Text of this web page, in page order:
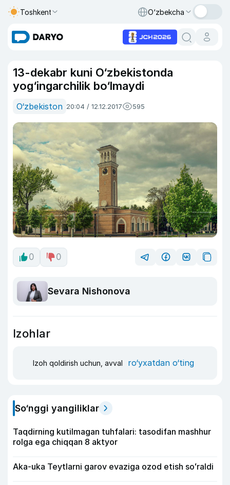
Toshkent O‘zbekcha
13-dekabr kuni O‘zbekistonda
yog‘ingarchilik bo‘lmaydi
O‘zbekiston 20:04 / 12.12.2017 595
0 0
Sevara Nishonova
Izohlar
Izoh qoldirish uchun, avval ro‘yxatdan o‘ting
So‘nggi yangiliklar
Taqdirning kutilmagan tuhfalari: tasodifan mashhur
rolga ega chiqqan 8 aktyor
Aka-uka Teytlarni garov evaziga ozod etish soʻraldi